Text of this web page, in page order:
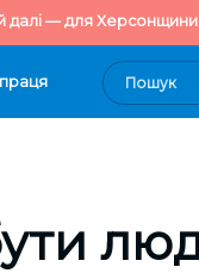
— для Херсонщини